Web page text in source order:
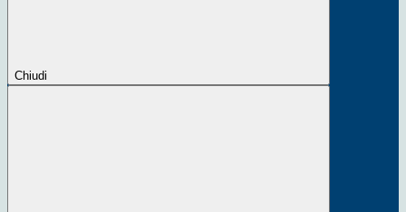
Chiudi